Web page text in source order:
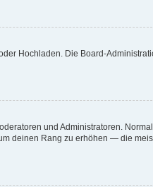
Hochladen. Die Board-
und Administratoren.
deinen Rang zu erhöhen — die